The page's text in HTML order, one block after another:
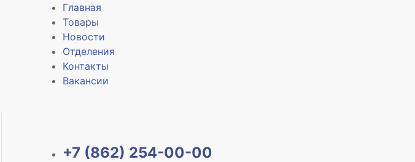
Главная
Товары
Новости
Отделения
Контакты
Вакансии
+7 (862) 254-00-00